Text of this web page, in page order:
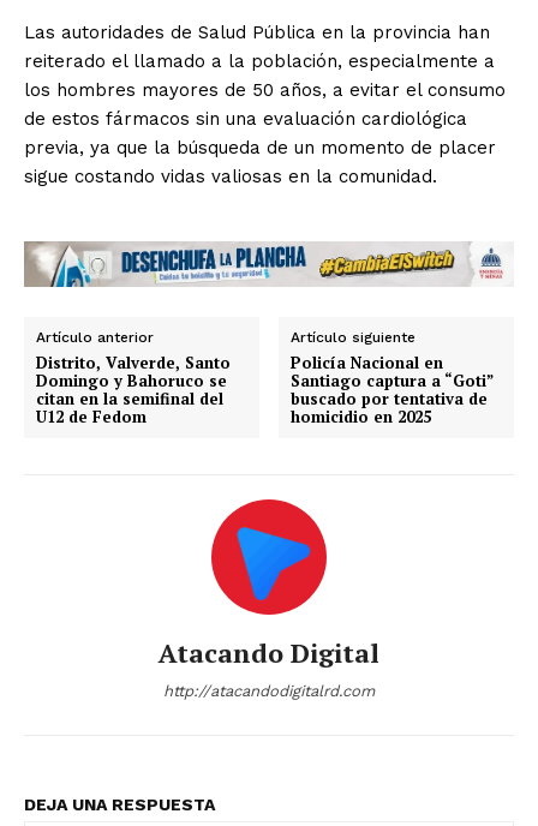
Las autoridades de Salud Pública en la provincia han
reiterado el llamado a la población, especialmente a
los hombres mayores de 50 años, a evitar el consumo
de estos fármacos sin una evaluación cardiológica
previa, ya que la búsqueda de un momento de placer
sigue costando vidas valiosas en la comunidad.
Artículo anterior
Distrito, Valverde, Santo
Domingo y Bahoruco se
citan en la semifinal del
U12 de Fedom
Artículo siguiente
Policía Nacional en
Santiago captura a “Goti”
buscado por tentativa de
homicidio en 2025
Atacando Digital
http://atacandodigitalrd.com
DEJA UNA RESPUESTA